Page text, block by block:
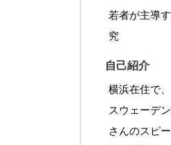
若者が主導
究
自己紹介
横浜在住で
スウェーデ
さんのスピ